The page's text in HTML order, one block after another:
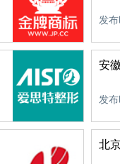
发
安
发
北